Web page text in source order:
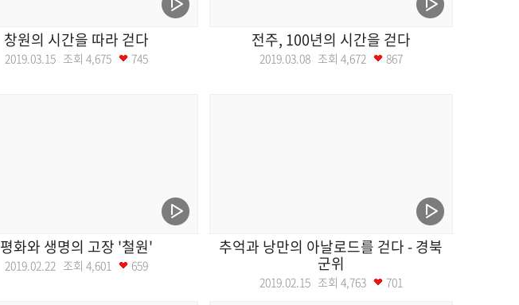
창원의 시간을 따라 걷다
2019.03.15 조회 4,675 745
전주, 100년의 시간을 걷다
2019.03.08 조회 4,672 867
평화와 생명의 고장 '철원'
2019.02.22 조회 4,601 659
추억과 낭만의 아날로드를 걷다 - 경북
군위
2019.02.15 조회 4,763 701